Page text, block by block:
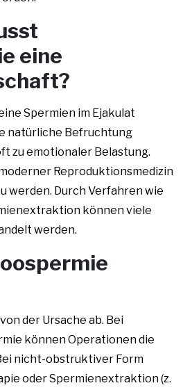
eine
Spermien im Ejakulat
natürliche Befruchtung
zu emotionaler Belastung.
Reproduktionsmedizin
werden. Durch Verfahren wie
können viele
werden.
der Ursache ab. Bei
können Operationen die
nicht-obstruktiver Form
oder Spermienextraktion (z.